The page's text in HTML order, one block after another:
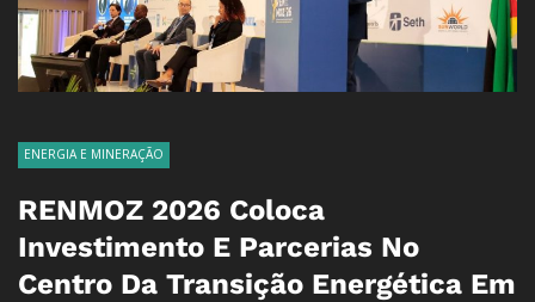
ENERGIA E MINERAÇÃO
RENMOZ 2026 Coloca
Investimento E Parcerias No
Centro Da Transição Energética Em